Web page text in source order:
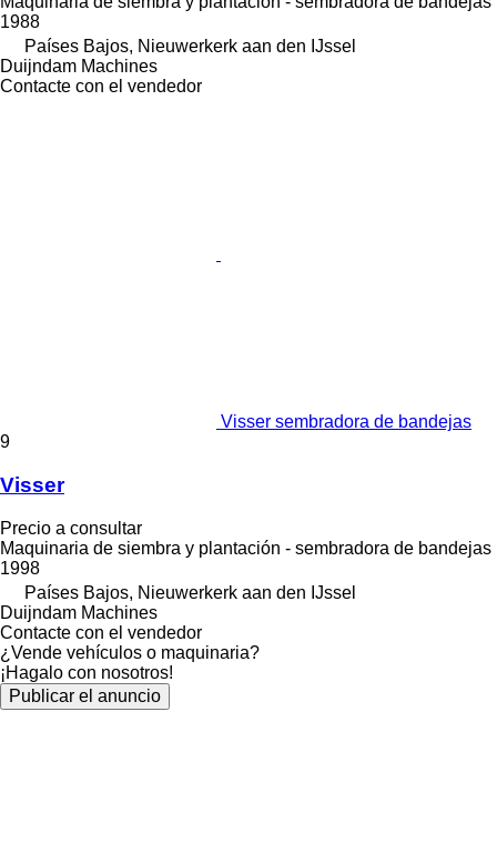
1988
Países Bajos, Nieuwerkerk aan den IJssel
Duijndam Machines
Contacte con el vendedor
Visser sembradora de bandejas
9
Visser
Precio a consultar
Maquinaria de siembra y plantación - sembradora de bandejas
1998
Países Bajos, Nieuwerkerk aan den IJssel
Duijndam Machines
Contacte con el vendedor
¿Vende vehículos o maquinaria?
¡Hagalo con nosotros!
Publicar el anuncio